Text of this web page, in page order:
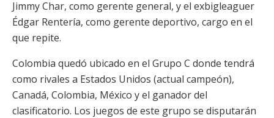
Jimmy Char, como gerente general, y el exbigleaguer
Édgar Rentería, como gerente deportivo, cargo en el
que repite.
Colombia quedó ubicado en el Grupo C donde tendrá
como rivales a Estados Unidos (actual campeón),
Canadá, Colombia, México y el ganador del
clasificatorio. Los juegos de este grupo se disputarán